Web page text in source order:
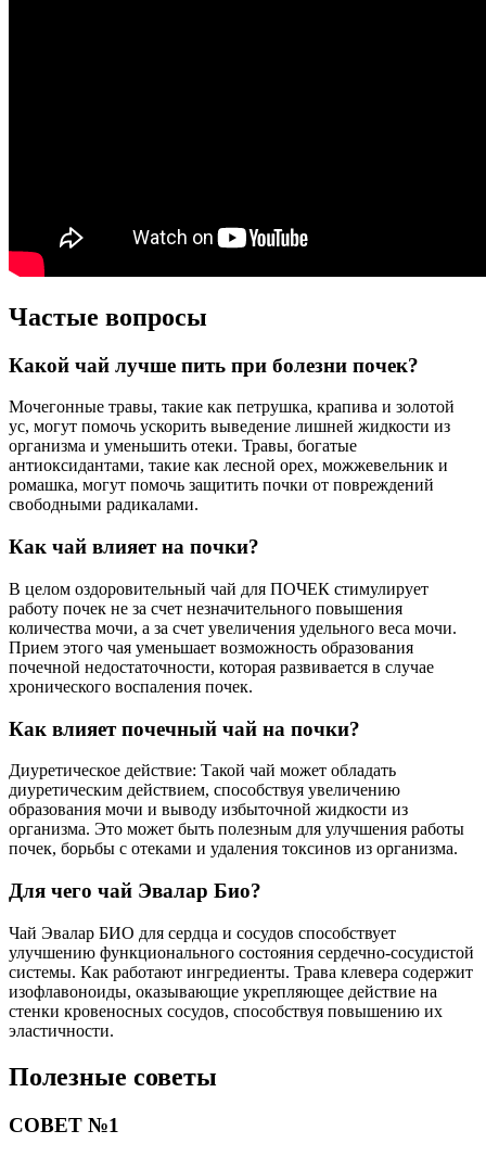
Частые вопросы
Какой чай лучше пить при болезни почек?
Мочегонные травы, такие как петрушка, крапива и золотой
ус, могут помочь ускорить выведение лишней жидкости из
организма и уменьшить отеки. Травы, богатые
антиоксидантами, такие как лесной орех, можжевельник и
ромашка, могут помочь защитить почки от повреждений
свободными радикалами.
Как чай влияет на почки?
В целом оздоровительный чай для ПОЧЕК стимулирует
работу почек не за счет незначительного повышения
количества мочи, а за счет увеличения удельного веса мочи.
Прием этого чая уменьшает возможность образования
почечной недостаточности, которая развивается в случае
хронического воспаления почек.
Как влияет почечный чай на почки?
Диуретическое действие: Такой чай может обладать
диуретическим действием, способствуя увеличению
образования мочи и выводу избыточной жидкости из
организма. Это может быть полезным для улучшения работы
почек, борьбы с отеками и удаления токсинов из организма.
Для чего чай Эвалар Био?
Чай Эвалар БИО для сердца и сосудов способствует
улучшению функционального состояния сердечно-сосудистой
системы. Как работают ингредиенты. Трава клевера содержит
изофлавоноиды, оказывающие укрепляющее действие на
стенки кровеносных сосудов, способствуя повышению их
эластичности.
Полезные советы
СОВЕТ №1